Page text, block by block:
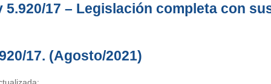
17 – Legislación completa con
17. (Agosto/2021)